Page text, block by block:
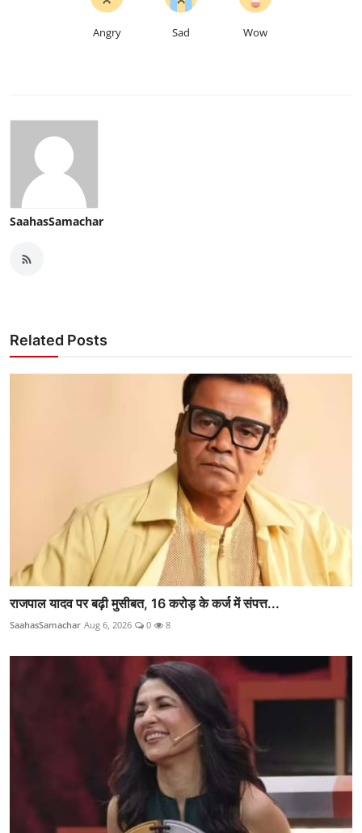
Angry Sad Wow
SaahasSamachar
Related Posts
राजपाल यादव पर बढ़ी मुसीबत, 16 करोड़ के कर्ज में संपत्त...
SaahasSamachar Aug 6, 2026 0 8